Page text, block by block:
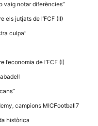
vaig notar diferències”
els jutjats de l’FCF (II)
culpa”
l’economia de l’FCF (I)
campions MICFootball7
històrica
anuncis,
contingut